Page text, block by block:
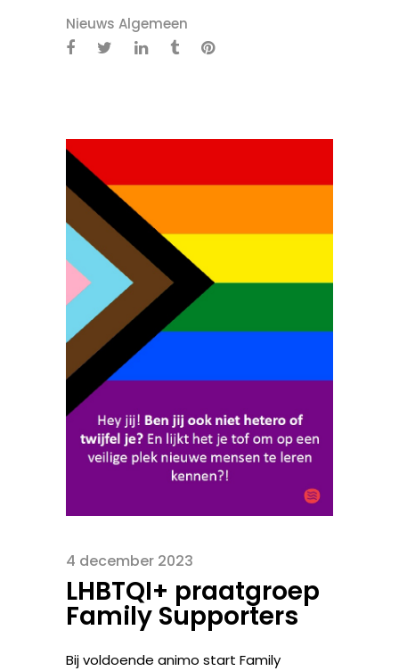
Nieuws Algemeen
4 december 2023
LHBTQI+ praatgroep
Family Supporters
Bij voldoende animo start Family